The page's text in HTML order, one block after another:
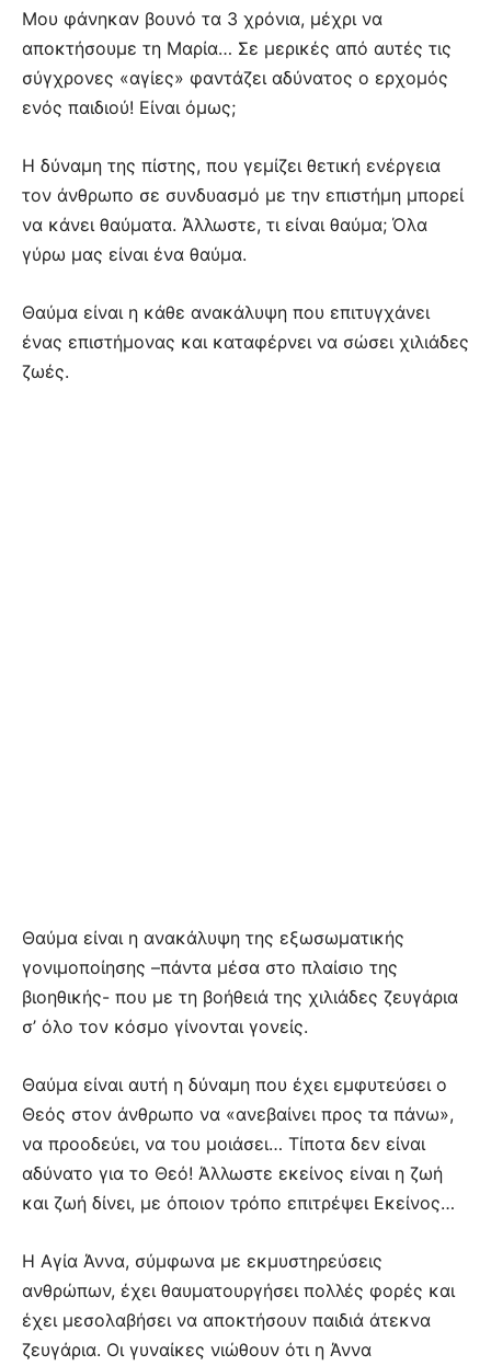
Μου φάνηκαν βουνό τα 3 χρόνια, μέχρι να
αποκτήσουμε τη Μαρία… Σε μερικές από αυτές τις
σύγχρονες «αγίες» φαντάζει αδύνατος ο ερχομός
ενός παιδιού! Είναι όμως;
Η δύναμη της πίστης, που γεμίζει θετική ενέργεια
τoν άνθρωπο σε συνδυασμό με την επιστήμη μπορεί
να κάνει θαύματα. Άλλωστε, τι είναι θαύμα; Όλα
γύρω μας είναι ένα θαύμα.
Θαύμα είναι η κάθε ανακάλυψη που επιτυγχάνει
ένας επιστήμονας και καταφέρνει να σώσει χιλιάδες
ζωές.
Θαύμα είναι η ανακάλυψη της εξωσωματικής
γονιμοποίησης –πάντα μέσα στο πλαίσιο της
βιοηθικής- που με τη βοήθειά της χιλιάδες ζευγάρια
σ’ όλο τον κόσμο γίνονται γονείς.
Θαύμα είναι αυτή η δύναμη που έχει εμφυτεύσει ο
Θεός στον άνθρωπο να «ανεβαίνει προς τα πάνω»,
να προοδεύει, να του μοιάσει… Τίποτα δεν είναι
αδύνατο για το Θεό! Άλλωστε εκείνος είναι η ζωή
και ζωή δίνει, με όποιον τρόπο επιτρέψει Εκείνος…
Η Αγία Άννα, σύμφωνα με εκμυστηρεύσεις
ανθρώπων, έχει θαυματουργήσει πολλές φορές και
έχει μεσολαβήσει να αποκτήσουν παιδιά άτεκνα
ζευγάρια. Οι γυναίκες νιώθουν ότι η Άννα